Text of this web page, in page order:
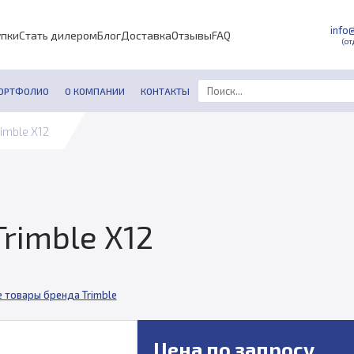
Стать дилеромБлогДоставкаОтзывыFAQ
О КОМПАНИИ КОНТАКТЫ
X12
X12
товары бренда Trimble
Цена по запросу